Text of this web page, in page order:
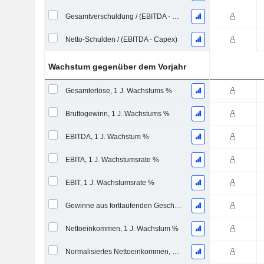
Gesamtverschuldung / (EBITDA - Capex)
Netto-Schulden / (EBITDA - Capex)
Wachstum gegenüber dem Vorjahr
Gesamterlöse, 1 J. Wachstums %
Bruttogewinn, 1 J. Wachstums %
EBITDA, 1 J. Wachstum %
EBITA, 1 J. Wachstumsrate %
EBIT, 1 J. Wachstumsrate %
Gewinne aus fortlaufenden Geschäftstätigkeiten, 1 Jahr Wachstumsrate %
Nettoeinkommen, 1 J. Wachstum %
Normalisiertes Nettoeinkommen, 1 Jahr. Wachstums %